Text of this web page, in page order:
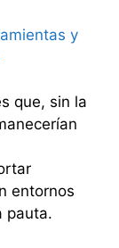
y
que, sin la
entornos
pauta.